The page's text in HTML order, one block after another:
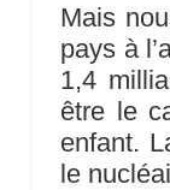
Mais
pays à
1,4
être le
enfant.
le